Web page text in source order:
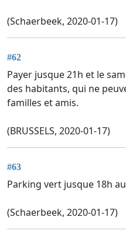
(Schaerbeek, 2020-01-17)
#62
Payer jusque 21h et le
des habitants, qui ne
familles et amis.
(BRUSSELS, 2020-01-17)
#63
Parking vert jusque 18h
(Schaerbeek, 2020-01-17)